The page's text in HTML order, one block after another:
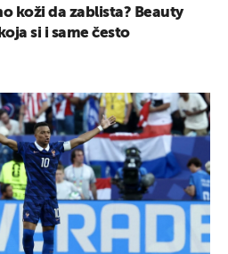
koži da zablista? Beauty
si i same često